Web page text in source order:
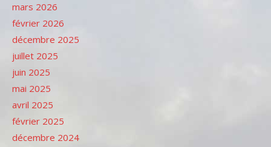
mars 2026
février 2026
décembre 2025
juillet 2025
juin 2025
mai 2025
avril 2025
février 2025
décembre 2024